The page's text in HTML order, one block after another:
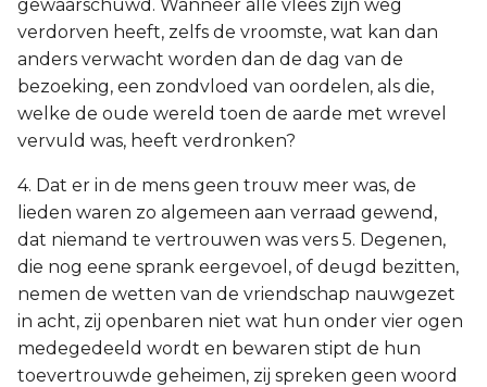
gewaarschuwd. Wanneer alle vlees zijn weg
verdorven heeft, zelfs de vroomste, wat kan dan
anders verwacht worden dan de dag van de
bezoeking, een zondvloed van oordelen, als die,
welke de oude wereld toen de aarde met wrevel
vervuld was, heeft verdronken?
4. Dat er in de mens geen trouw meer was, de
lieden waren zo algemeen aan verraad gewend,
dat niemand te vertrouwen was vers 5. Degenen,
die nog eene sprank eergevoel, of deugd bezitten,
nemen de wetten van de vriendschap nauwgezet
in acht, zij openbaren niet wat hun onder vier ogen
medegedeeld wordt en bewaren stipt de hun
toevertrouwde geheimen, zij spreken geen woord